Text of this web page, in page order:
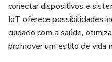
conectar dispositivos e
IoT oferece possibilidades
cuidado com a saúde,
promover um estilo de vida